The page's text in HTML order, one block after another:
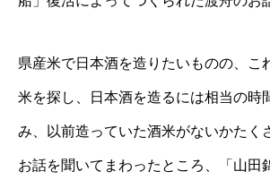
県産米で日本酒を造りたいものの、こ
米を探し、日本酒を造るには相当の時
み、以前造っていた酒米がないかたく
お話を聞いてまわったところ、「山田